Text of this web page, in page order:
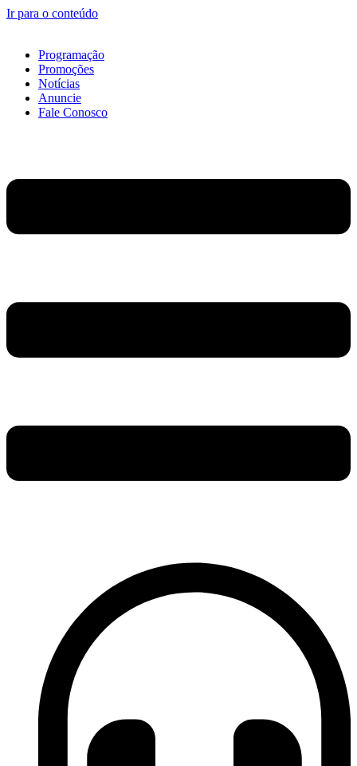
Ir para o conteúdo
Programação
Promoções
Notícias
Anuncie
Fale Conosco